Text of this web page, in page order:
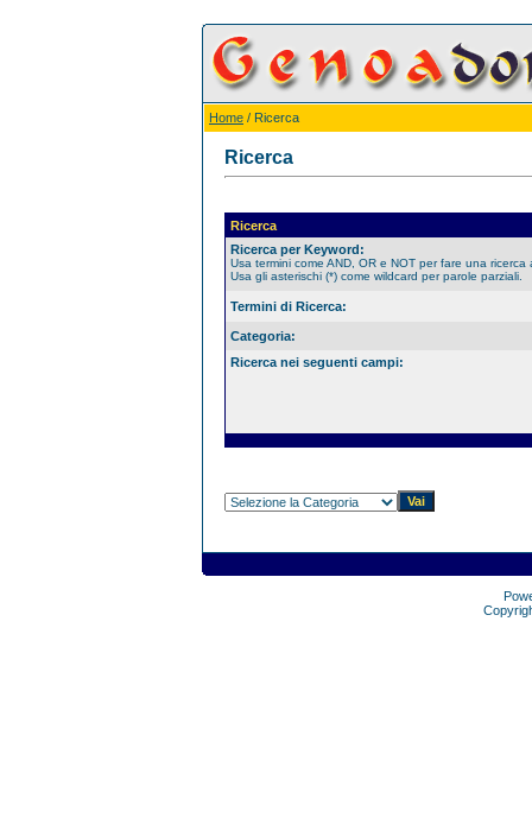
Home / Ricerca
Ricerca
Ricerca
Ricerca per Keyword:
Usa termini come AND, OR e NOT per fare una ricerca
Usa gli asterischi (*) come wildcard per parole parziali.
Termini di Ricerca:
Categoria:
Ricerca nei seguenti campi: